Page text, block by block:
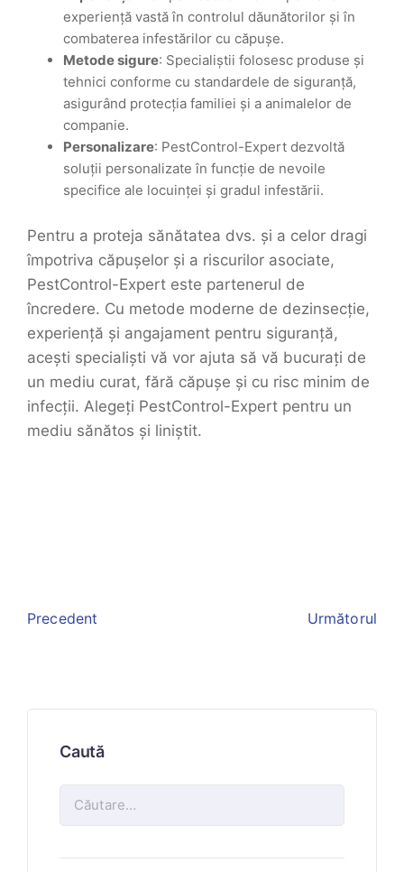
experiență vastă în controlul dăunătorilor și în
combaterea infestărilor cu căpușe.
Metode sigure: Specialiștii folosesc produse și
tehnici conforme cu standardele de siguranță,
asigurând protecția familiei și a animalelor de
companie.
Personalizare: PestControl-Expert dezvoltă
soluții personalizate în funcție de nevoile
specifice ale locuinței și gradul infestării.
Pentru a proteja sănătatea dvs. și a celor dragi
împotriva căpușelor și a riscurilor asociate,
PestControl-Expert este partenerul de
încredere. Cu metode moderne de dezinsecție,
experiență și angajament pentru siguranță,
acești specialiști vă vor ajuta să vă bucurați de
un mediu curat, fără căpușe și cu risc minim de
infecții. Alegeți PestControl-Expert pentru un
mediu sănătos și liniștit.
Precedent Următorul
Caută